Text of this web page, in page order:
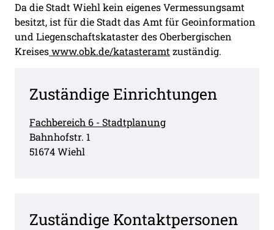
Da die Stadt Wiehl kein eigenes Vermessungsamt
besitzt, ist für die Stadt das Amt für Geoinformation
und Liegenschaftskataster des Oberbergischen
Kreiseswww.obk.de/katasteramt zuständig.
Zuständige Einrichtungen
Fachbereich 6 - Stadtplanung
Straße:
Bahnhofstr. Hausnummer:
1
PLZ:
51674Ort:
Wiehl
Zuständige Kontaktpersonen